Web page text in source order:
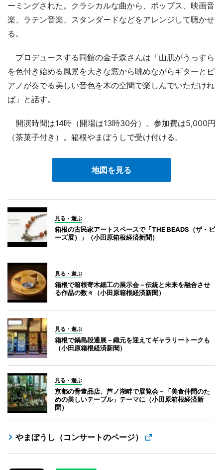
ーミングされた。クラシカルな曲から、ポップス、映画音
楽、ラテン音楽、スタンダードなどをアレンジして聴かせ
る。
プロデュースする同館の金子森さんは「山肌がうっすら
を色付き始める風景を大きな窓から眺めながらギターとピ
アノが奏でる美しい音色を木の空間で楽しんでいただけれ
ば」と話す。
開演時間は14時（開場は13時30分）。参加費は5,000円
（茶菓子付き）。箱根やまぼうしで受け付ける。
地図を見る
見る・遊ぶ
箱根の古民家アートスペースで「THE BEADS（ザ・ビ
ーズ展）」（小田原箱根経済新聞）
見る・遊ぶ
箱根で箱根寄木細工の展示会－伝統と未来を融合させ
る作品の数々（小田原箱根経済新聞）
見る・遊ぶ
箱根で鍋島段通展－織元を迎えてギャラリートークも
（小田原箱根経済新聞）
見る・遊ぶ
京都の骨董品店、芦ノ湖畔で展覧会－「美食仲間のた
めの美しいテーブル」テーマに（小田原箱根経済新
聞）
やまぼうし（コンサートのページ）